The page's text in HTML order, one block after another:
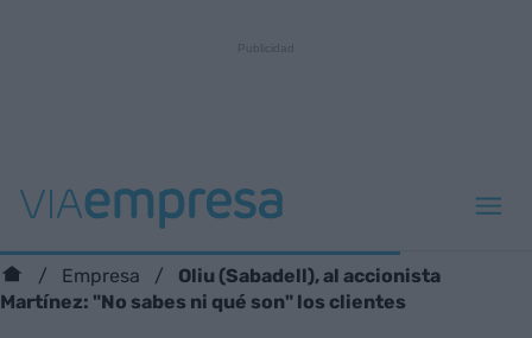
Empresa
Oliu (Sabadell), al accionista
Martínez: "No sabes ni qué son" los clientes